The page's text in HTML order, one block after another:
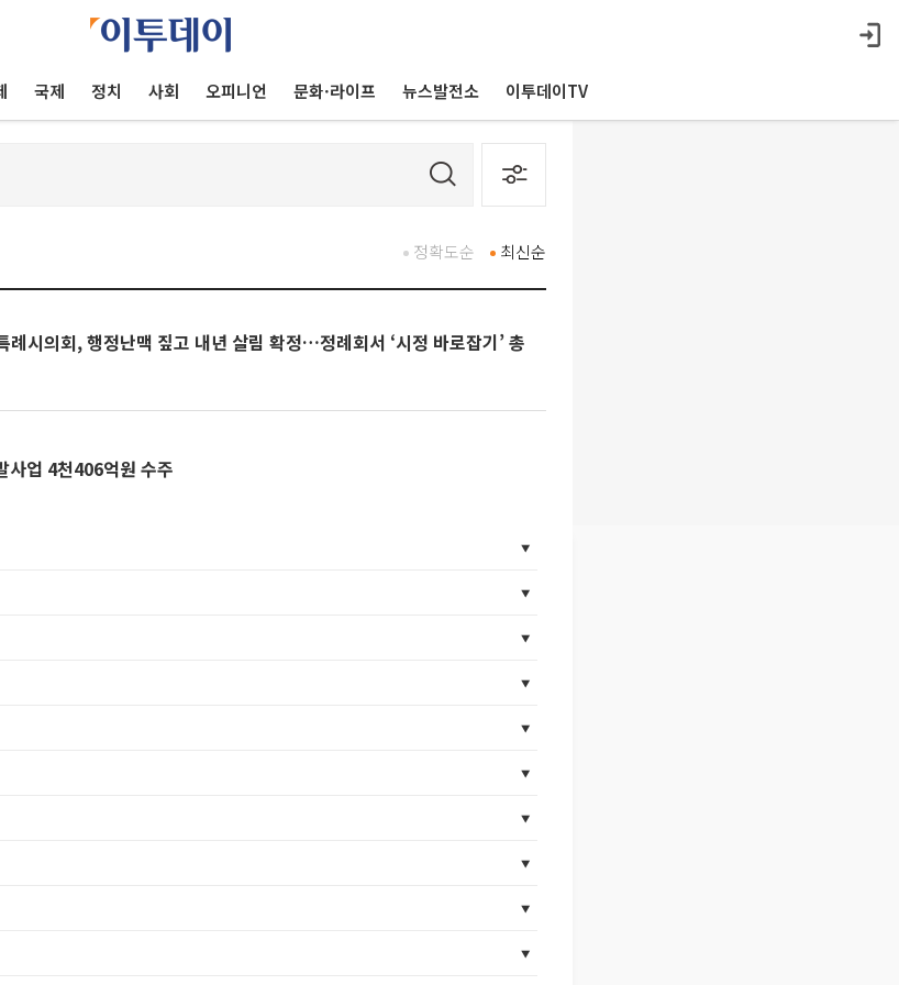
국제 정치 사회 오피니언 문화·라이프 뉴스발전소 이투데이TV
최신순
정확도순
례시의회, 행정난맥 짚고 내년 살림 확정…정례회서 ‘시정 바로잡기’ 총
사업 4천406억원 수주